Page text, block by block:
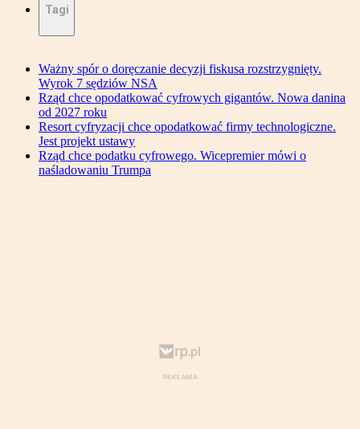
Tagi
Ważny spór o doręczanie decyzji fiskusa rozstrzygnięty.
Wyrok 7 sędziów NSA
Rząd chce opodatkować cyfrowych gigantów. Nowa danina
od 2027 roku
Resort cyfryzacji chce opodatkować firmy technologiczne.
Jest projekt ustawy
Rząd chce podatku cyfrowego. Wicepremier mówi o
naśladowaniu Trumpa